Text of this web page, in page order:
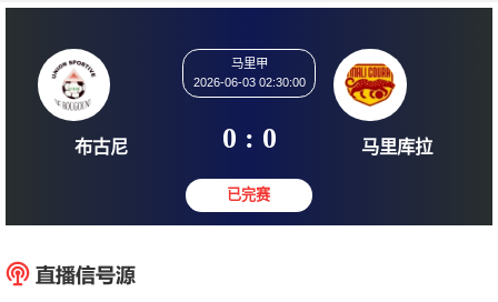
2026-06-03 02:30:00
0 : 0